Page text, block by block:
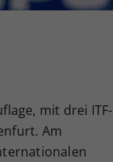
mit drei ITF-
Am